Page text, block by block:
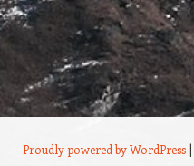
Proudly powered by WordPress |